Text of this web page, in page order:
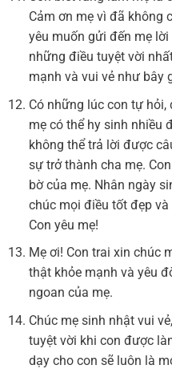
Cảm ơn mẹ vì đã không
yêu muốn gửi đến mẹ
những điều tuyệt vời
mạnh và vui vẻ như bây
Có những lúc con tự
mẹ có thể hy sinh nhiều
không thể trả lời được
sự trở thành cha mẹ.
bờ của mẹ. Nhân ngày
chúc mọi điều tốt đẹp
Con yêu mẹ!
Mẹ ơi! Con trai xin chúc
thật khỏe mạnh và yêu
ngoan của mẹ.
Chúc mẹ sinh nhật vui
tuyệt vời khi con được
dạy cho con sẽ luôn là